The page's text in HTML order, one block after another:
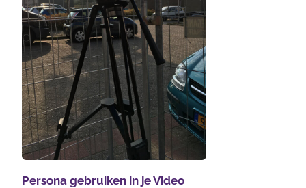
Persona gebruiken in je Video